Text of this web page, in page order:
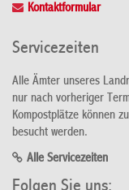
Kontaktformular
Servicezeiten
Alle Ämter unseres
nur nach vorheriger
Kompostplätze können
besucht werden.
Alle Servicezeiten